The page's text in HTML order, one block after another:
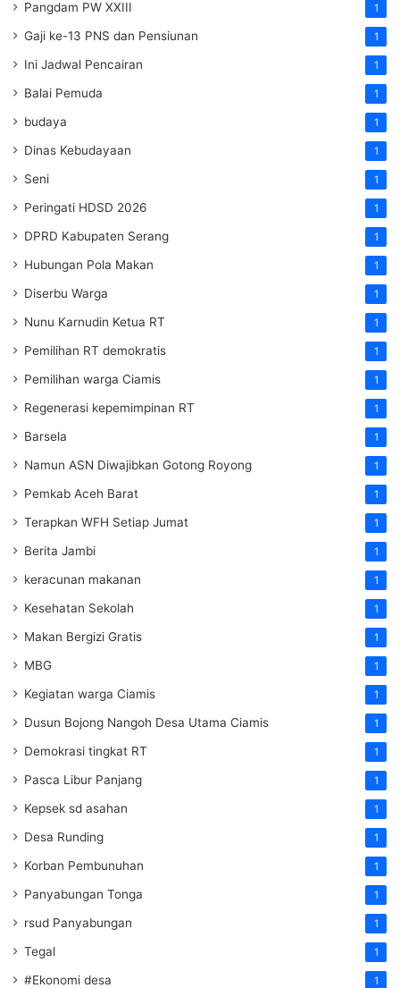
Pangdam PW XXIII 1
Gaji ke-13 PNS dan Pensiunan 1
Ini Jadwal Pencairan 1
Balai Pemuda 1
budaya 1
Dinas Kebudayaan 1
Seni 1
Peringati HDSD 2026 1
DPRD Kabupaten Serang 1
Hubungan Pola Makan 1
Diserbu Warga 1
Nunu Karnudin Ketua RT 1
Pemilihan RT demokratis 1
Pemilihan warga Ciamis 1
Regenerasi kepemimpinan RT 1
Barsela 1
Namun ASN Diwajibkan Gotong Royong 1
Pemkab Aceh Barat 1
Terapkan WFH Setiap Jumat 1
Berita Jambi 1
keracunan makanan 1
Kesehatan Sekolah 1
Makan Bergizi Gratis 1
MBG 1
Kegiatan warga Ciamis 1
Dusun Bojong Nangoh Desa Utama Ciamis 1
Demokrasi tingkat RT 1
Pasca Libur Panjang 1
Kepsek sd asahan 1
Desa Runding 1
Korban Pembunuhan 1
Panyabungan Tonga 1
rsud Panyabungan 1
Tegal 1
#Ekonomi desa 1